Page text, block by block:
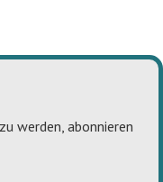
werden, abonnieren